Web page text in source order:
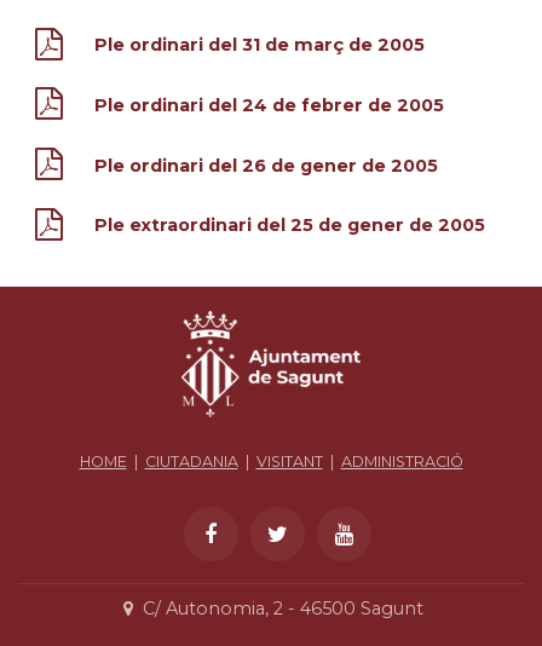
Ple ordinari del 31 de març de 2005
Ple ordinari del 24 de febrer de 2005
Ple ordinari del 26 de gener de 2005
Ple extraordinari del 25 de gener de 2005
HOME| CIUTADANIA| VISITANT| ADMINISTRACIÓ
C/ Autonomia, 2 - 46500 Sagunt